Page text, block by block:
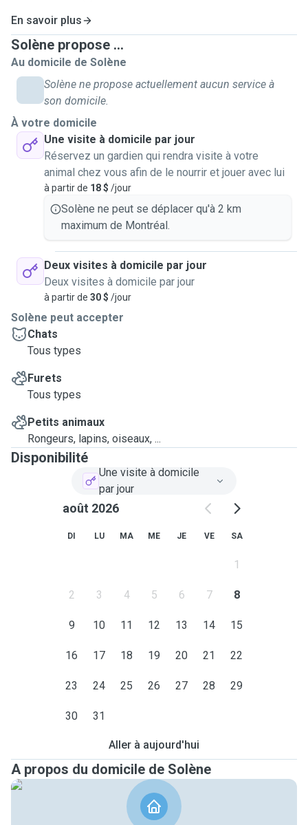
En savoir plus
Solène propose ...
Au domicile de Solène
Solène ne propose actuellement aucun service à
son domicile.
À votre domicile
Une visite à domicile par jour
Réservez un gardien qui rendra visite à votre
animal chez vous afin de le nourrir et jouer avec lui
à partir de 18 $ /jour
Solène ne peut se déplacer qu'à 2 km
maximum de Montréal.
Deux visites à domicile par jour
Deux visites à domicile par jour
à partir de 30 $ /jour
Solène peut accepter
Chats
Tous types
Furets
Tous types
Petits animaux
Rongeurs, lapins, oiseaux, ...
Disponibilité
Une visite à domicile
par jour
août 2026
DI LU MA ME JE VE SA
1
2 3 4 5 6 7 8
9 10 11 12 13 14 15
16 17 18 19 20 21 22
23 24 25 26 27 28 29
30 31
Aller à aujourd'hui
A propos du domicile de Solène